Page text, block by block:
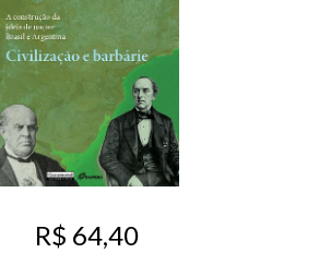
R$ 64,40